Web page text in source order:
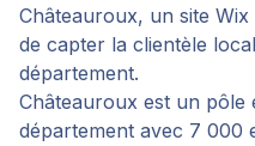
Châteauroux, un site
de capter la clientèle
département.
Châteauroux est un pôle
département avec 7 000